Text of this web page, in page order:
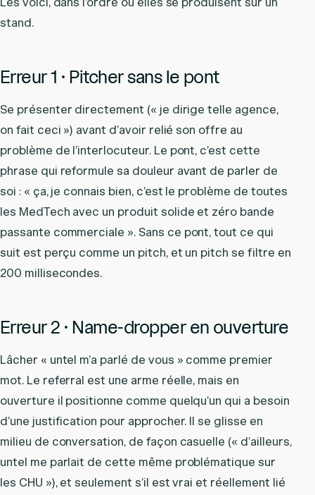
stand.
Erreur 1 · Pitcher sans le pont
Se présenter directement (« je dirige telle agence,
on fait ceci ») avant d’avoir relié son offre au
problème de l’interlocuteur. Le pont, c’est cette
phrase qui reformule sa douleur avant de parler de
soi : « ça, je connais bien, c’est le problème de toutes
les MedTech avec un produit solide et zéro bande
passante commerciale ». Sans ce pont, tout ce qui
suit est perçu comme un pitch, et un pitch se filtre en
200 millisecondes.
Erreur 2 · Name-dropper en ouverture
Lâcher « untel m’a parlé de vous » comme premier
mot. Le referral est une arme réelle, mais en
ouverture il positionne comme quelqu’un qui a besoin
d’une justification pour approcher. Il se glisse en
milieu de conversation, de façon casuelle (« d’ailleurs,
untel me parlait de cette même problématique sur
les CHU »), et seulement s’il est vrai et réellement lié